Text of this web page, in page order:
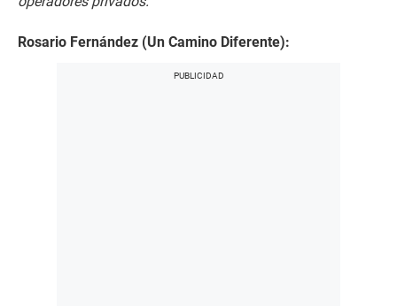
Rosario Fernández (Un Camino Diferente):